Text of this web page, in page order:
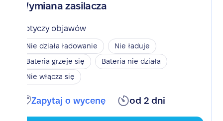
Wymiana zasilacza
Dotyczy objawów
Nie działa ładowanie
Nie ładuje
Bateria grzeje się
Bateria nie działa
Nie włącza się
Zapytaj o wycenę od 2 dni